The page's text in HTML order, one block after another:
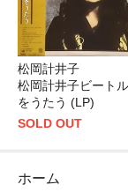
松岡計井子
松岡計井子ビート
をうたう (LP)
SOLD OUT
ホーム